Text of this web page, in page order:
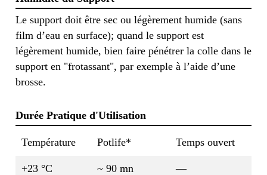
Le support doit être sec ou légèrement humide (sans
film d’eau en surface); quand le support est
légèrement humide, bien faire pénétrer la colle dans le
support en "frotassant", par exemple à l’aide d’une
brosse.
Durée Pratique d'Utilisation
Température Potlife* Temps ouvert
+23 °C ~ 90 mn —